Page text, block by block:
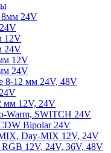
8мм 24V
12V
24V
12V
24V
8-12 мм 24V, 48V
12V, 24V
Warm, SWITCH 24V
Bipolar 24V
Day-MIX 12V, 24V
12V, 24V, 36V, 48V